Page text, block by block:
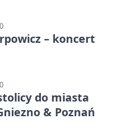
– koncert
do miasta
& Poznań